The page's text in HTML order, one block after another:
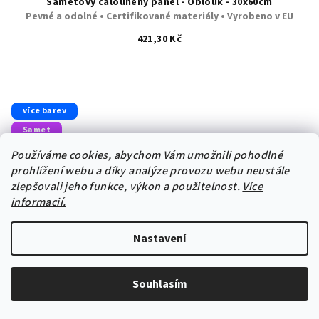
Používáme cookies, abychom Vám umožnili pohodlné
prohlížení webu a díky analýze provozu webu neustále
zlepšovali jeho funkce, výkon a použitelnost. Více
informacií.
Nastavení
Souhlasím
Pevné a odolné • Certifikované materiály • Vyrobeno v EU
421,30 Kč
více barev
Samet